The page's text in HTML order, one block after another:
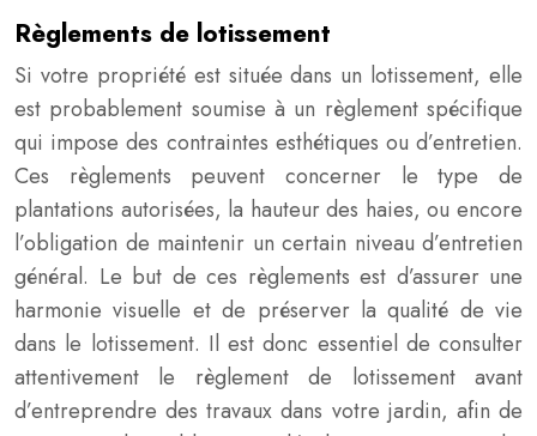
Règlements de lotissement
Si votre propriété est située dans un lotissement, elle
est probablement soumise à un règlement spécifique
qui impose des contraintes esthétiques ou d’entretien.
Ces règlements peuvent concerner le type de
plantations autorisées, la hauteur des haies, ou encore
l’obligation de maintenir un certain niveau d’entretien
général. Le but de ces règlements est d’assurer une
harmonie visuelle et de préserver la qualité de vie
dans le lotissement. Il est donc essentiel de consulter
attentivement le règlement de lotissement avant
d’entreprendre des travaux dans votre jardin, afin de